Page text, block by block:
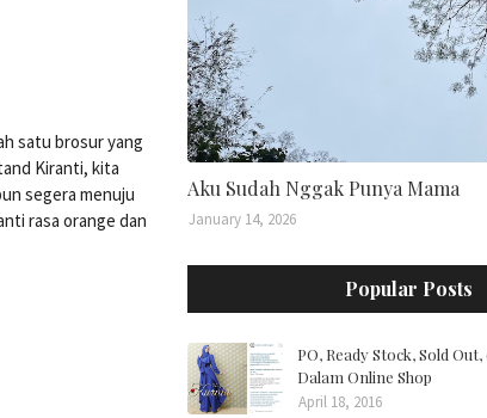
satu brosur yang
Kiranti, kita
segera menuju
rasa orange dan
Aku Sudah Nggak Punya Mama
January 14, 2026
Popular Posts
PO, Ready Stock, Sold
Dalam Online Shop
April 18, 2016